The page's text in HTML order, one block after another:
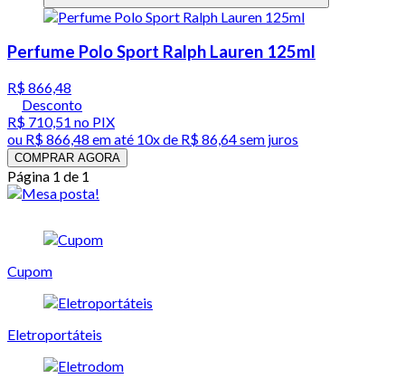
Perfume Polo Sport Ralph Lauren 125ml
R$ 866,48
Desconto
R$ 710,51 no PIX
ou R$ 866,48 em até 10x de R$ 86,64 sem juros
COMPRAR AGORA
Página 1 de 1
Cupom
Eletroportáteis